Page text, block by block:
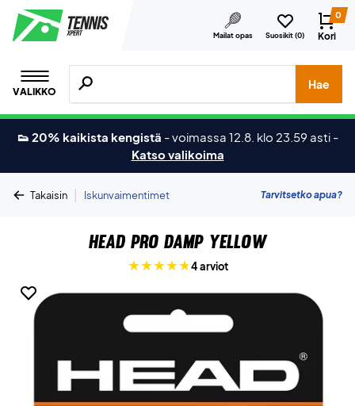
Mailat opas Suosikit (0)
0
Kori
VALIKKO
Hae tuotteita, merkkejä jne.
Hae
👟 20% kaikista kengistä -voimassa 12.8. klo 23.59 asti -
Katso valikoima
Takaisin | Iskunvaimentimet Tarvitsetko apua?
Head Pro Damp Yellow
4 arviot